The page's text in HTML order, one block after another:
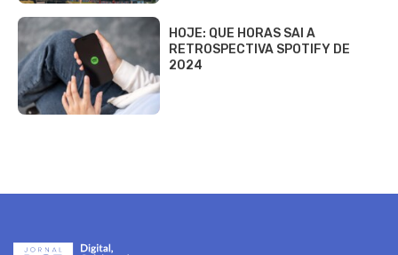
HOJE: QUE HORAS SAI A
RETROSPECTIVA SPOTIFY DE
2024